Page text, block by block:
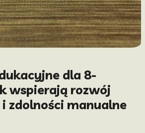
dla 8-
wspierają rozwój
zdolności manualne